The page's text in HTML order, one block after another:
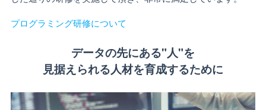
プログラミング研修について
データの先にある"人"を
見据えられる人材を育成するために